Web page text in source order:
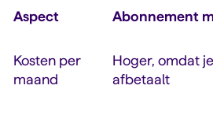
Aspect Abonnement
Kosten per
maand
Hoger, omdat
afbetaalt